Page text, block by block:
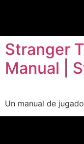
Stranger
Manual |
Un manual de